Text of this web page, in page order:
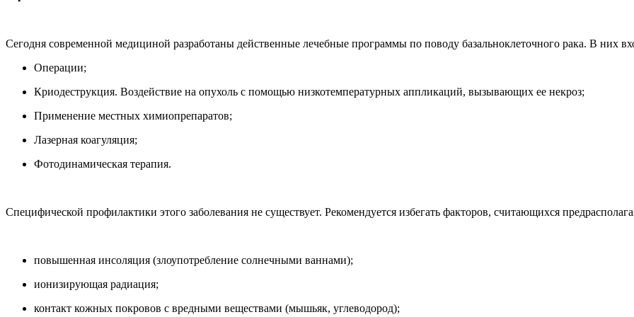
Сегодня современной медициной разработаны действенные лечебные программы по поводу базальноклеточного рака. В них
Операции;
Криодеструкция. Воздействие на опухоль с помощью низкотемпературных аппликаций, вызывающих ее некроз;
Применение местных химиопрепаратов;
Лазерная коагуляция;
Фотодинамическая терапия.
Специфической профилактики этого заболевания не существует. Рекомендуется избегать факторов, считающихся
повышенная инсоляция (злоупотребление солнечными ваннами);
ионизирующая радиация;
контакт кожных покровов с вредными веществами (мышьяк, углеводород);